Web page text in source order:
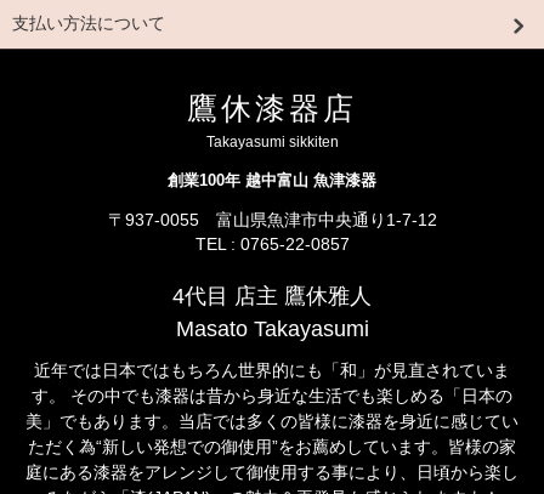
支払い方法について
鷹休漆器店
Takayasumi sikkiten
創業100年 越中富山 魚津漆器
〒937-0055 富山県魚津市中央通り1-7-12
TEL : 0765-22-0857
4代目 店主 鷹休雅人
Masato Takayasumi
近年では日本ではもちろん世界的にも「和」が見直されていま
す。 その中でも漆器は昔から身近な生活でも楽しめる「日本の
美」でもあります。当店では多くの皆様に漆器を身近に感じてい
ただく為“新しい発想での御使用”をお薦めしています。皆様の家
庭にある漆器をアレンジして御使用する事により、日頃から楽し